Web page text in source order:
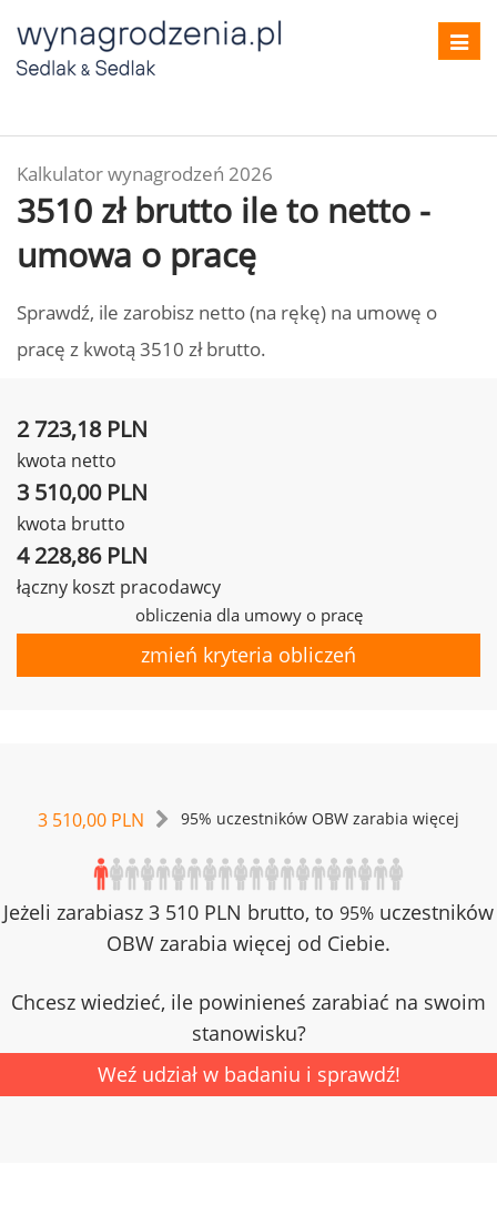
Kalkulator wynagrodzeń 2026
3510 zł brutto ile to netto -
umowa o pracę
Sprawdź, ile zarobisz netto (na rękę) na umowę o
pracę z kwotą 3510 zł brutto.
2 723,18 PLN
kwota netto
3 510,00 PLN
kwota brutto
4 228,86 PLN
łączny koszt pracodawcy
obliczenia dla umowy o pracę
zmień kryteria obliczeń
3 510,00 PLN 95% uczestników OBW zarabia więcej
Jeżeli zarabiasz 3 510 PLN brutto, to 95% uczestników
OBW zarabia więcej od Ciebie.
Chcesz wiedzieć, ile powinieneś zarabiać na swoim
stanowisku?
Weź udział w badaniu i sprawdź!